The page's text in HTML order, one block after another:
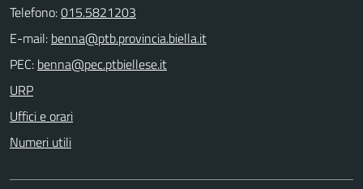
Telefono:015.5821203
E-mail:
PEC:
URP
Uffici e orari
Numeri utili